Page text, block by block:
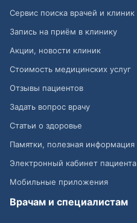
Сервис поиска врачей и клиник
Запись на приём в клинику
Акции, новости клиник
Стоимость медицинских услуг
Отзывы пациентов
Задать вопрос врачу
Статьи о здоровье
Памятки, полезная информация
Электронный кабинет пациента
Мобильные приложения
Врачам и специалистам